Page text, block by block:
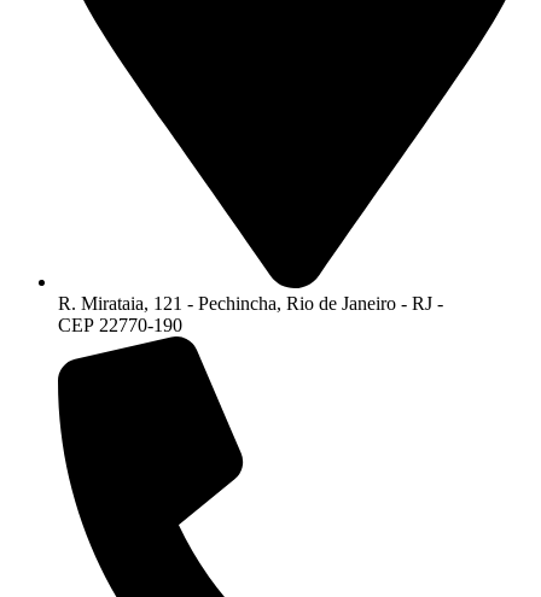
R. Mirataia, 121 - Pechincha, Rio de Janeiro - RJ -
CEP 22770-190